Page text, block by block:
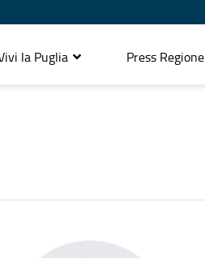
la Puglia Press Regione